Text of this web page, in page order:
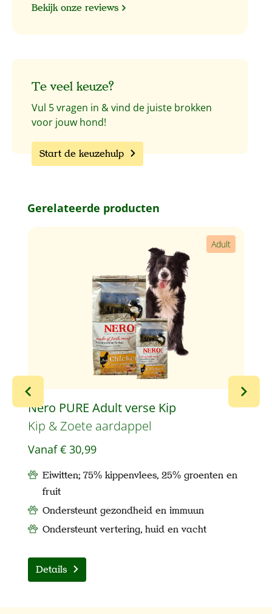
Bekijk onze reviews
Te veel keuze?
Vul 5 vragen in & vind de juiste brokken
voor jouw hond!
Start de keuzehulp
Productgalerij overslaan
Gerelateerde producten
Adult
Nero PURE Adult verse Kip
Kip & Zoete aardappel
Vanaf€ 30,99
Eiwitten; 75% kippenvlees, 25% groenten en
fruit
Ondersteunt gezondheid en immuun
Ondersteunt vertering, huid en vacht
Details